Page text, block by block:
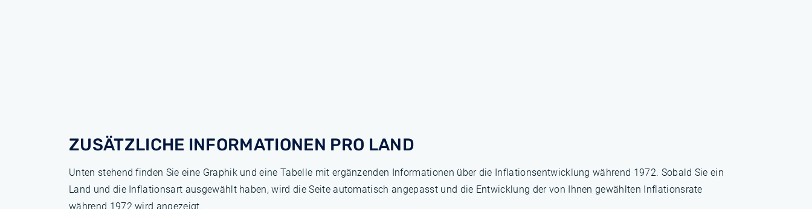
ZUSÄTZLICHE INFORMATIONEN PRO LAND
Unten stehend finden Sie eine Graphik und eine Tabelle mit ergänzenden Informationen über die Inflationsentwicklung während 1972. Sobald Sie ein
Land und die Inflationsart ausgewählt haben, wird die Seite automatisch angepasst und die Entwicklung der von Ihnen gewählten Inflationsrate
während 1972 wird angezeigt.